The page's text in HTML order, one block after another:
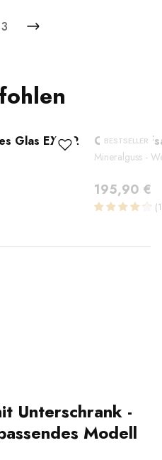
3
Glas EX102 BESTSELLER
Ovales
Mineralguss -
195,90 €
Unterschrank -
Modell